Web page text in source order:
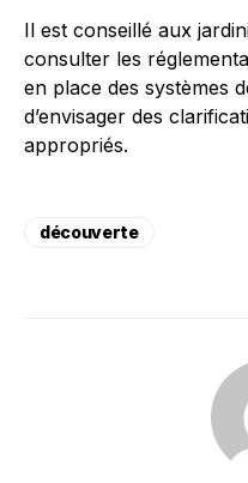
Il est conseillé aux
consulter les
en place des systèmes
d’envisager des
appropriés.
découverte